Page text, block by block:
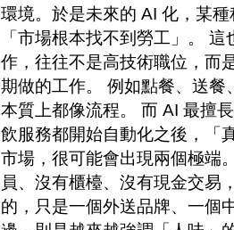
環境。於是未來的 AI 化，某
「市場根本找不到勞工」。
作，往往不是高技術職位，而
期做的工作。 例如點餐、送
本質上都像流程。 而 AI 最擅
飲服務都開始自動化之後，「
市場，很可能會出現兩個極端
員、沒有櫃檯、沒有現金交易
的，只是一個外送品牌、一個